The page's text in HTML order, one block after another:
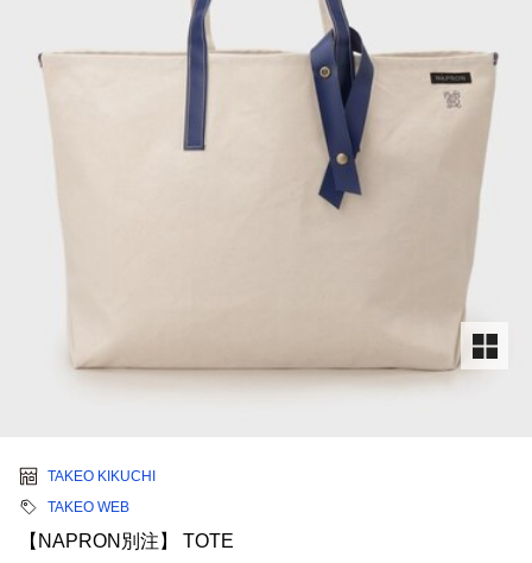
TAKEO KIKUCHI
TAKEO WEB
【NAPRON別注】 TOTE